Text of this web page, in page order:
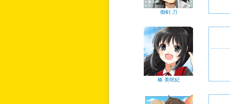
御剣 刀
椿 美咲紀